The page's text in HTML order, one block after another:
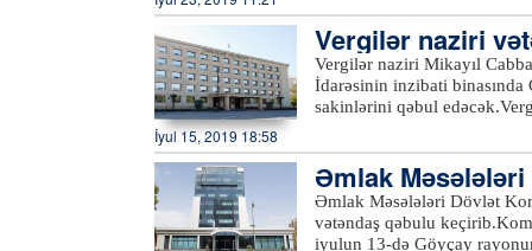
“office@azersu.az” elektron
məqsədilə bir qrup
ki, bu barədə “Azəriqaz”
Vergilər naziri
Vergilər naziri Mikayıl
İdarəsinin inzibati binasında
sakinlərini qəbul
10 saylı Ərazi Vergilər
habelə İsmayıllı, Balakən
etməklə, eləcə də Vergilər
keçə bilərlər.xeber100.com
İyul 15, 2019 18:58
Əmlak
b
Əmlak Məsələləri Dövlət
vətəndaş qəbulu
iyulun 13-də Göyçay